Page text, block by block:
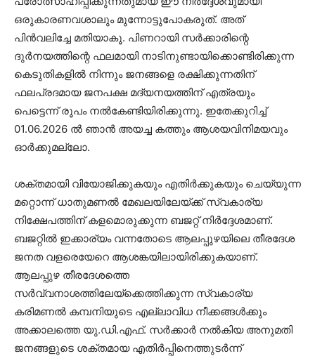
ഒരുകാരണവശാലും മുന്നോട്ടുപോകരുത്. അത്
പിന്‍വലിച്ചേ മതിയാകൂ. പിണറായി സര്‍ക്കാരിന്റെ
ദുര്‍നയത്തിന്റെ ഫലമായി നാടിനുണ്ടായിക്കൊണ്ടിരിക്കുന്ന
കെടുതികളില്‍ നിന്നും ജനങ്ങളെ രക്ഷിക്കുന്നതിന്
ഫലപ്രദമായ ജനപക്ഷ മദ്യനയത്തിന് എത്രയും
പെട്ടെന്ന് രൂപം നല്‍കേണ്ടിയിരിക്കുന്നു. ഇതേക്കുറിച്ച്
01.06.2026 ല്‍ ഞാന്‍ അയച്ച കത്തും ആശയവിനിമയവും
ഓര്‍ക്കുമല്ലോ.
ശക്തമായി വിയോജിക്കുകയും എതിര്‍ക്കുകയും ചെയ്യുന്ന
മറ്റൊന്ന് ധാതുമണല്‍ മേഖലയിലേയ്ക്ക് സ്വകാര്യ
നിക്ഷേപത്തിന് കളമൊരുക്കുന്ന ബജറ്റ് നിര്‍ദ്ദേശമാണ്.
ബജറ്റില്‍ ഇക്കാര്യം വന്നതോടെ ആലപ്പുഴയിലെ തീരദേശ
ജനത വളരെയേറെ ആശങ്കയിലായിരിക്കുകയാണ്.
ആലപ്പുഴ തീരദേശത്തെ
സര്‍വ്വനാശത്തിലേയ്‌ക്കെത്തിക്കുന്ന സ്വകാര്യ
കരിമണല്‍ കമ്പനിയുടെ എല്ലാവിധ നീക്കങ്ങള്‍ക്കും
അക്കാലത്തെ യു.ഡി.എഫ്. സര്‍ക്കാര്‍ നല്‍കിയ അനുമതി
ജനങ്ങളുടെ ശക്തമായ എതിര്‍പ്പിനെത്തുടര്‍ന്ന്